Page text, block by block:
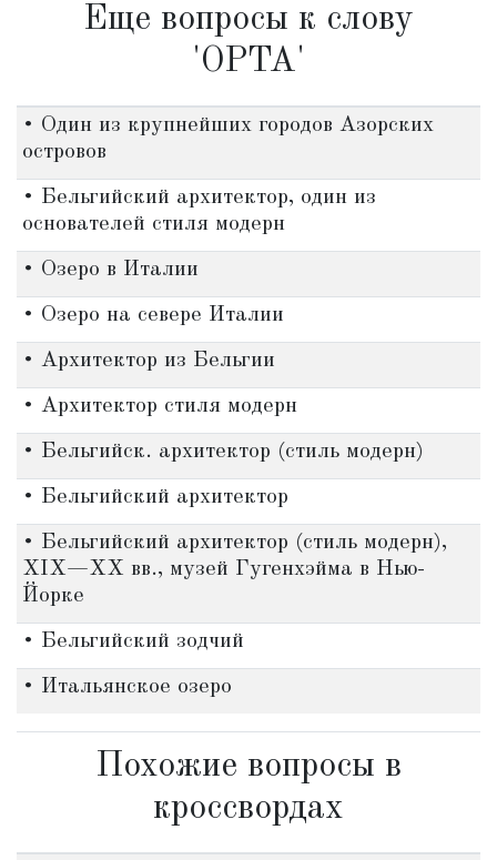
Еще вопросы к слову
'ОРТА'
• Один из крупнейших городов Азорских
островов
• Бельгийский архитектор, один из
основателей стиля модерн
• Озеро в Италии
• Озеро на севере Италии
• Архитектор из Бельгии
• Архитектор стиля модерн
• Бельгийск. архитектор (стиль модерн)
• Бельгийский архитектор
• Бельгийский архитектор (стиль модерн),
XIX—XX вв., музей Гугенхэйма в Нью-
Йорке
• Бельгийский зодчий
• Итальянское озеро
Похожие вопросы в
кроссвордах